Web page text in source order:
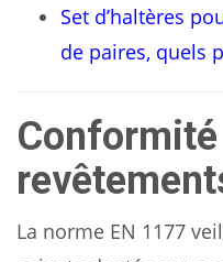
Set d’haltères
de paires, quels
La norme EN 1177